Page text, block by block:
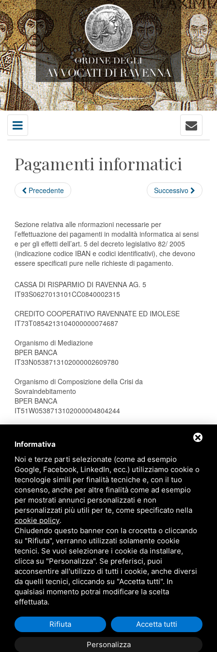
Menu
principale
Contatti
Pagamenti informatici
Precedente Successivo
Sezione relativa alle nformazioni necessarie per
l’effettuazione dei pagamenti in modalità informatica ai sensi
e per gli effetti dell’art. 5 del decreto legislativo 82/ 2005
(indicazione codice IBAN e codici identificativi), che devono
essere specificati pure nelle richieste di pagamento.
CASSA DI RISPARMIO DI RAVENNA AG. 5
IT93S0627013101CC0840002315
CREDITO COOPERATIVO RAVENNATE ED IMOLESE
IT73T0854213104000000074687
Organismo di Mediazione
BPER BANCA
IT33N0538713102000002609780
Organismo di Composizione della Crisi da
Sovraindebitamento
BPER BANCA
IT51W0538713102000004804244
Ordine degli Avvocati di Ravenna
Palazzo di Giustizia
Viale Giovanni Falcone, 67
Ravenna - 48124
Contatti
segreteria@ordineavvocatiravenna.it
PECsegreteria@ordineavvocatiravenna.eu
331 2014693
Privacy policy
Informativa
Noi e terze parti selezionate (come ad esempio
Google, Facebook, LinkedIn, ecc.) utilizziamo cookie o
tecnologie simili per finalità tecniche e, con il tuo
consenso, anche per altre finalità come ad esempio
per mostrati annunci personalizzati e non
personalizzati più utili per te, come specificato nella
cookie policy.
Chiudendo questo banner con la crocetta o cliccando
su "Rifiuta", verranno utilizzati solamente cookie
tecnici. Se vuoi selezionare i cookie da installare,
clicca su "Personalizza". Se preferisci, puoi
acconsentire all'utilizzo di tutti i cookie, anche diversi
da quelli tecnici, cliccando su "Accetta tutti". In
qualsiasi momento potrai modificare la scelta
effettuata.
Personalizza
Rifiuta Accetta tutti